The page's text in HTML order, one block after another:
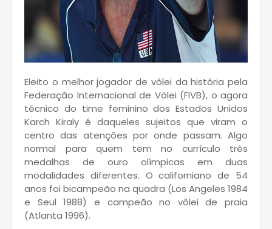
Eleito o melhor jogador de vôlei da história pela
Federação Internacional de Vôlei (FIVB), o agora
técnico do time feminino dos Estados Unidos
Karch Kiraly é daqueles sujeitos que viram o
centro das atenções por onde passam. Algo
normal para quem tem no currículo três
medalhas de ouro olímpicas em duas
modalidades diferentes. O californiano de 54
anos foi bicampeão na quadra (Los Angeles 1984
e Seul 1988) e campeão no vôlei de praia
(Atlanta 1996).